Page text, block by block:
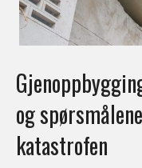
og
katastrofen